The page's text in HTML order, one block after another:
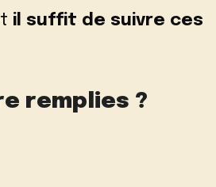
il suffit de suivre ces
remplies ?